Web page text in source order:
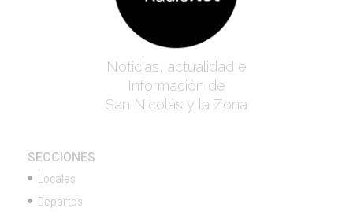
Noticias, actualidad e
Información de
San Nicolás y la Zona
SECCIONES
Locales
Deportes